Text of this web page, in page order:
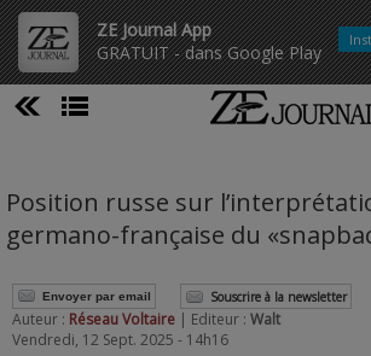
ZE Journal App
GRATUIT - dans Google Play
Position russe sur
germano-française du
Envoyer par email Souscrire à la newsletter
Auteur : Réseau Voltaire | Editeur : Walt
Vendredi, 12 Sept. 2025 - 14h16